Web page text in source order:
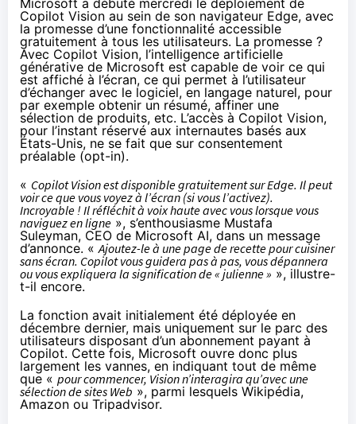
Microsoft a débuté mercredi le déploiement de
Copilot Vision au sein de son navigateur Edge, avec
la promesse d’une fonctionnalité accessible
gratuitement à tous les utilisateurs. La promesse ?
Avec Copilot Vision, l’intelligence artificielle
générative de Microsoft est capable de voir ce qui
est affiché à l’écran, ce qui permet à l’utilisateur
d’échanger avec le logiciel, en langage naturel, pour
par exemple obtenir un résumé, affiner une
sélection de produits, etc. L’accès à Copilot Vision,
pour l’instant réservé aux internautes basés aux
États-Unis, ne se fait que sur consentement
préalable (opt-in).
« Copilot Vision est disponible gratuitement sur Edge. Il peut
voir ce que vous voyez à l’écran (si vous l’activez).
Incroyable ! Il réfléchit à voix haute avec vous lorsque vous
naviguez en ligne », s’enthousiasme Mustafa
Suleyman, CEO de Microsoft AI, dans un message
d’annonce. «Ajoutez-le à une page de recette pour cuisiner
sans écran. Copilot vous guidera pas à pas, vous dépannera
ou vous expliquera la signification de « julienne » », illustre-
t-il encore.
La fonction avait initialement été déployée en
décembre dernier, mais uniquement sur le parc des
utilisateurs disposant d’un abonnement payant à
Copilot. Cette fois, Microsoft ouvre donc plus
largement les vannes, en indiquant tout de même
que « pour commencer, Vision n’interagira qu’avec une
sélection de sites Web », parmi lesquels Wikipédia,
Amazon ou Tripadvisor.